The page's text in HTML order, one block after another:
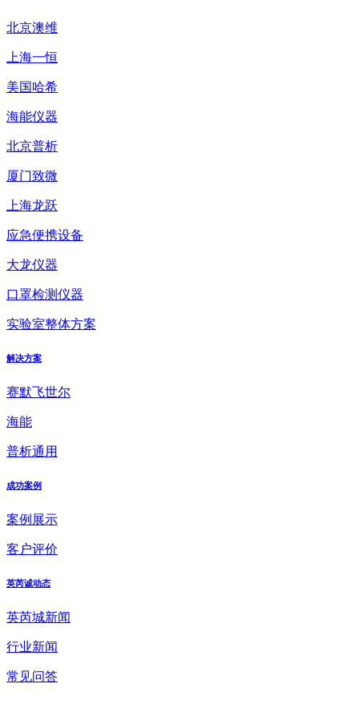
北京澳维
上海一恒
美国哈希
海能仪器
北京普析
厦门致微
上海龙跃
应急便携设备
大龙仪器
口罩检测仪器
实验室整体方案
解决方案
赛默飞世尔
海能
普析通用
成功案例
案例展示
客户评价
英芮诚动态
英芮城新闻
行业新闻
常见问答